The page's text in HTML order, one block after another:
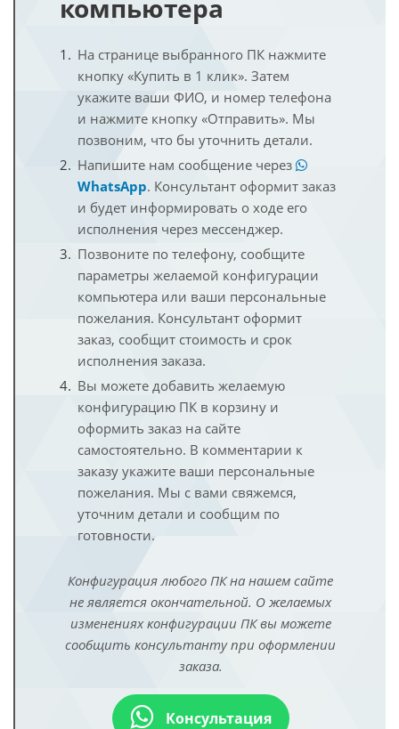
компьютера
На странице выбранного ПК нажмите
кнопку «Купить в 1 клик». Затем
укажите ваши ФИО, и номер телефона
и нажмите кнопку «Отправить». Мы
позвоним, что бы уточнить детали.
Напишите нам сообщение через
WhatsApp. Консультант оформит заказ
и будет информировать о ходе его
исполнения через мессенджер.
Позвоните по телефону, сообщите
параметры желаемой конфигурации
компьютера или ваши персональные
пожелания. Консультант оформит
заказ, сообщит стоимость и срок
исполнения заказа.
Вы можете добавить желаемую
конфигурацию ПК в корзину и
оформить заказ на сайте
самостоятельно. В комментарии к
заказу укажите ваши персональные
пожелания. Мы с вами свяжемся,
уточним детали и сообщим по
готовности.
Конфигурация любого ПК на нашем сайте
не является окончательной. О желаемых
изменениях конфигурации ПК вы можете
сообщить консультанту при оформлении
заказа.
Консультация